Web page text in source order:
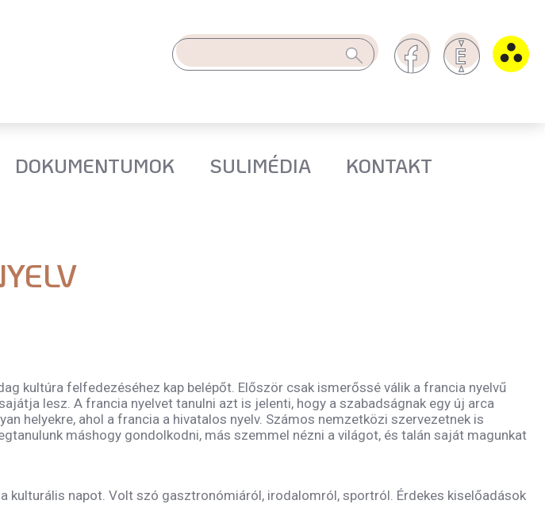
DOKUMENTUMOK SULIMÉDIA KONTAKT
kultúra felfedezéséhez kap belépőt. Először csak ismerőssé válik a francia nyelvű
lesz. A francia nyelvet tanulni azt is jelenti, hogy a szabadságnak egy új arca
helyekre, ahol a francia a hivatalos nyelv. Számos nemzetközi szervezetnek is
máshogy gondolkodni, más szemmel nézni a világot, és talán saját magunkat
napot. Volt szó gasztronómiáról, irodalomról, sportról. Érdekes kiselőadások